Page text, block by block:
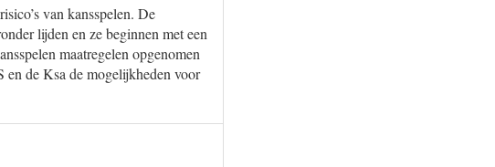
van kansspelen. De
lijden en ze beginnen met een
maatregelen opgenomen
en de Ksa de mogelijkheden voor